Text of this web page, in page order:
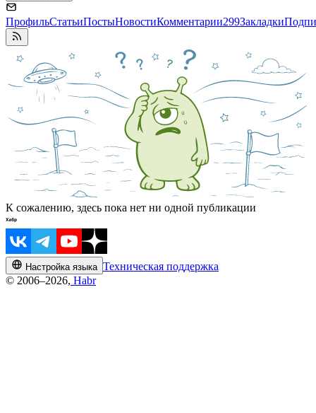
ПрофильСтатьиПостыНовостиКомментарии299Закладки
К сожалению, здесь пока нет ни одной публикации
Настройка языка Техническая поддержка
© 2006–2026, Habr